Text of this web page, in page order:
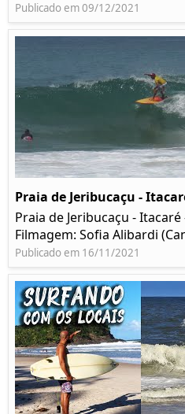
Publicado em 09/12/2021
Praia de Jeribucaçu -
Praia de Jeribucaçu -
Filmagem: Sofia Alibardi
Publicado em 16/11/2021